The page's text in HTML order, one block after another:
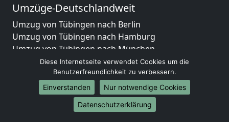
Umzüge-Deutschlandweit
Umzug von Tübingen nach Berlin
Umzug von Tübingen nach Hamburg
Umzug von Tübingen nach München
Umzug von Tübingen nach Köln
Umzug von Tübingen nach Frankfurt am Main
Umzug von Tübingen nach Stuttgart
Umzug von Tübingen nach Düsseldorf
Umzug von Tübingen nach Leipzig
Diese Internetseite verwendet Cookies um die
Benutzerfreundlichkeit zu verbessern.
Einverstanden
Nur notwendige Cookies
Datenschutzerklärung